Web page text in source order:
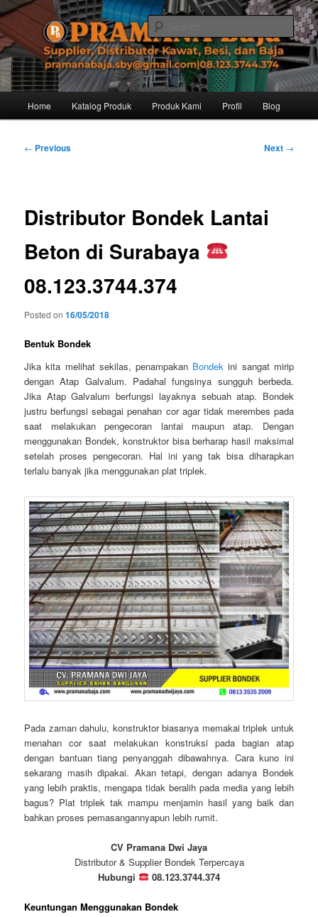
Skip
to
primary
contentPramana Baja Distributor Baja Besi
Kawat – 08.123.3744.374
Distributor dari Pabrik Besi Baja, Supplier Besi Baja, Jual besi beton. Info
dan Pemesanan hub. Ibu Rinanti 08.123.3744.374. Dgn harga yg kompetitif,
Amanah, dan pelayanan yg ramah, kami siap melayani segala kebutuhan
besi anda.
Home Katalog Produk Produk Kami Profil Blog
Post
← Previous Next →
Distributor Bondek Lantai
Beton di Surabaya
08.123.3744.374
Posted on16/05/2018
Bentuk Bondek
Jika kita melihat sekilas, penampakan Bondek ini sangat mirip
dengan Atap Galvalum. Padahal fungsinya sungguh berbeda.
Jika Atap Galvalum berfungsi layaknya sebuah atap. Bondek
justru berfungsi sebagai penahan cor agar tidak merembes pada
saat melakukan pengecoran lantai maupun atap. Dengan
menggunakan Bondek, konstruktor bisa berharap hasil maksimal
setelah proses pengecoran. Hal ini yang tak bisa diharapkan
terlalu banyak jika menggunakan plat triplek.
Pada zaman dahulu, konstruktor biasanya memakai triplek untuk
menahan cor saat melakukan konstruksi pada bagian atap
dengan bantuan tiang penyanggah dibawahnya. Cara kuno ini
sekarang masih dipakai. Akan tetapi, dengan adanya Bondek
yang lebih praktis, mengapa tidak beralih pada media yang lebih
bagus? Plat triplek tak mampu menjamin hasil yang baik dan
bahkan proses pemasangannyapun lebih rumit.
CV Pramana Dwi Jaya
Distributor & Supplier Bondek Terpercaya
Hubungi
08.123.3744.374
Keuntungan Menggunakan Bondek